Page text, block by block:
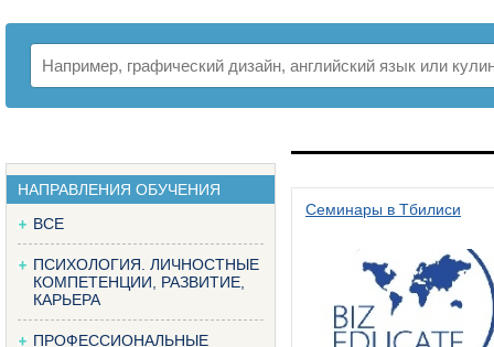
НАПРАВЛЕНИЯ ОБУЧЕНИЯ
ВСЕ
ПСИХОЛОГИЯ. ЛИЧНОСТНЫЕ
КОМПЕТЕНЦИИ, РАЗВИТИЕ,
КАРЬЕРА
ПРОФЕССИОНАЛЬНЫЕ
Семинары в Тбилиси